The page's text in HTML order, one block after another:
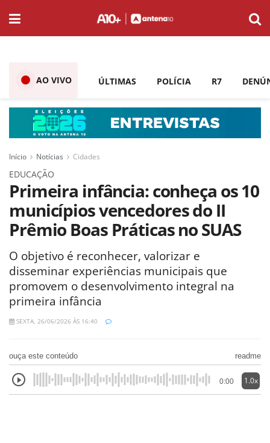
AO VIVO ÚLTIMAS POLÍCIA R7
Início Notícias Cidades
EDUCAÇÃO
Primeira infância: conheça os 10
municípios vencedores do II
Prêmio Boas Práticas no SUAS
O objetivo é reconhecer, valorizar e
disseminar experiências municipais que
promovem o desenvolvimento integral na
primeira infância
SEXTA, 26/06/2026 ÀS 16:40
ouça este conteúdo readme
0:00 1.0x